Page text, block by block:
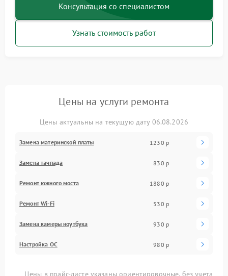
Консультация со специалистом
Узнать стоимость работ
Цены на услуги ремонта
Цены актуальны на текущую дату 06.08.2026
Замена материнской платы 1230 р
Замена тачпада 830 р
Ремонт южного моста 1880 р
Ремонт Wi-Fi 530 р
Замена камеры ноутбука 930 р
Настройка ОС 980 р
Цены в прайс-листе указаны ориентировочные, без учета